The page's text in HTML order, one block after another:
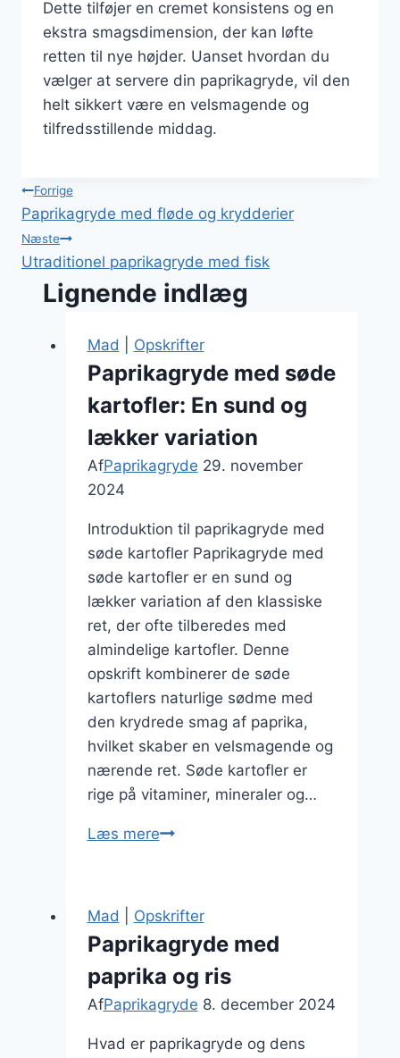
Dette tilføjer en cremet konsistens og en
ekstra smagsdimension, der kan løfte
retten til nye højder. Uanset hvordan du
vælger at servere din paprikagryde, vil den
helt sikkert være en velsmagende og
tilfredsstillende middag.
Indlægsnavigation
Forrige
Paprikagryde med fløde og krydderier
Næste
Utraditionel paprikagryde med fisk
Lignende indlæg
Mad Opskrifter
Paprikagryde med søde
kartofler: En sund og
lækker variation
AfPaprikagryde 29. november
2024
Introduktion til paprikagryde med
søde kartofler Paprikagryde med
søde kartofler er en sund og
lækker variation af den klassiske
ret, der ofte tilberedes med
almindelige kartofler. Denne
opskrift kombinerer de søde
kartoflers naturlige sødme med
den krydrede smag af paprika,
hvilket skaber en velsmagende og
nærende ret. Søde kartofler er
rige på vitaminer, mineraler og…
Læs merePaprikagryde
kartofler:
sund
og
lækker
Mad Opskrifter
Paprikagryde med
paprika og ris
AfPaprikagryde 8. december 2024
Hvad er paprikagryde og dens